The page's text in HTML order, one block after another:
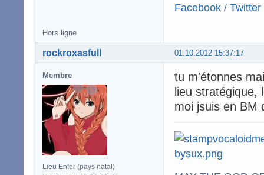
Facebook / Twitter
Hors ligne
01.10.2012 15:37:17
rockroxasfull
Membre
Lieu Enfer (pays natal)
tu m'étonnes
lieu
moi jsuis en BM